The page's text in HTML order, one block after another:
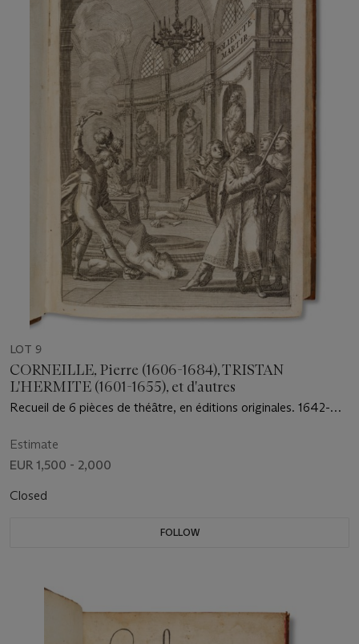
LOT 9
CORNEILLE, Pierre (1606-1684), TRISTAN
L'HERMITE (1601-1655), et d'autres
Recueil de 6 pièces de théâtre, en éditions originales. 1642-
Estimate
EUR 1,500 - 2,000
Closed
FOLLOW